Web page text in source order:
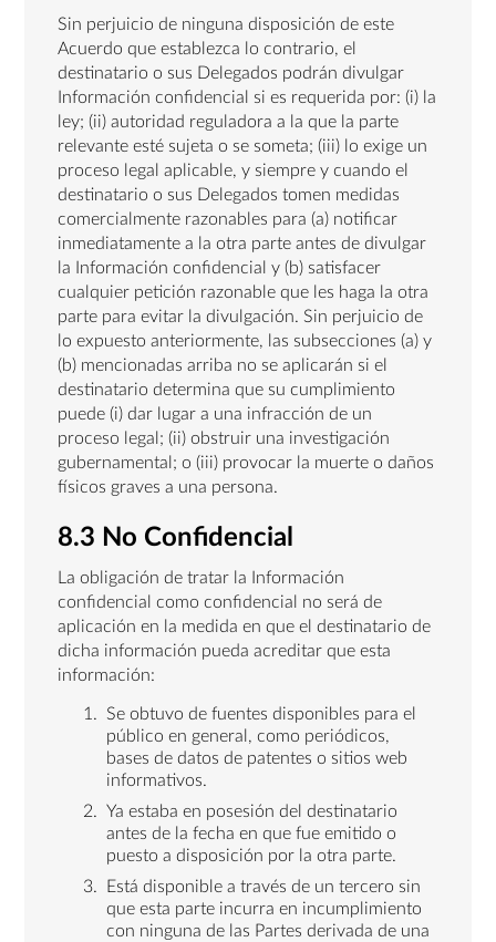
Sin perjuicio de ninguna disposición de este
Acuerdo que establezca lo contrario, el
destinatario o sus Delegados podrán divulgar
Información confidencial si es requerida por: (i) la
ley; (ii) autoridad reguladora a la que la parte
relevante esté sujeta o se someta; (iii) lo exige un
proceso legal aplicable, y siempre y cuando el
destinatario o sus Delegados tomen medidas
comercialmente razonables para (a) notificar
inmediatamente a la otra parte antes de divulgar
la Información confidencial y (b) satisfacer
cualquier petición razonable que les haga la otra
parte para evitar la divulgación. Sin perjuicio de
lo expuesto anteriormente, las subsecciones (a) y
(b) mencionadas arriba no se aplicarán si el
destinatario determina que su cumplimiento
puede (i) dar lugar a una infracción de un
proceso legal; (ii) obstruir una investigación
gubernamental; o (iii) provocar la muerte o daños
físicos graves a una persona.
8.3 No Confidencial
La obligación de tratar la Información
confidencial como confidencial no será de
aplicación en la medida en que el destinatario de
dicha información pueda acreditar que esta
información:
Se obtuvo de fuentes disponibles para el
público en general, como periódicos,
bases de datos de patentes o sitios web
informativos.
Ya estaba en posesión del destinatario
antes de la fecha en que fue emitido o
puesto a disposición por la otra parte.
Está disponible a través de un tercero sin
que esta parte incurra en incumplimiento
con ninguna de las Partes derivada de una